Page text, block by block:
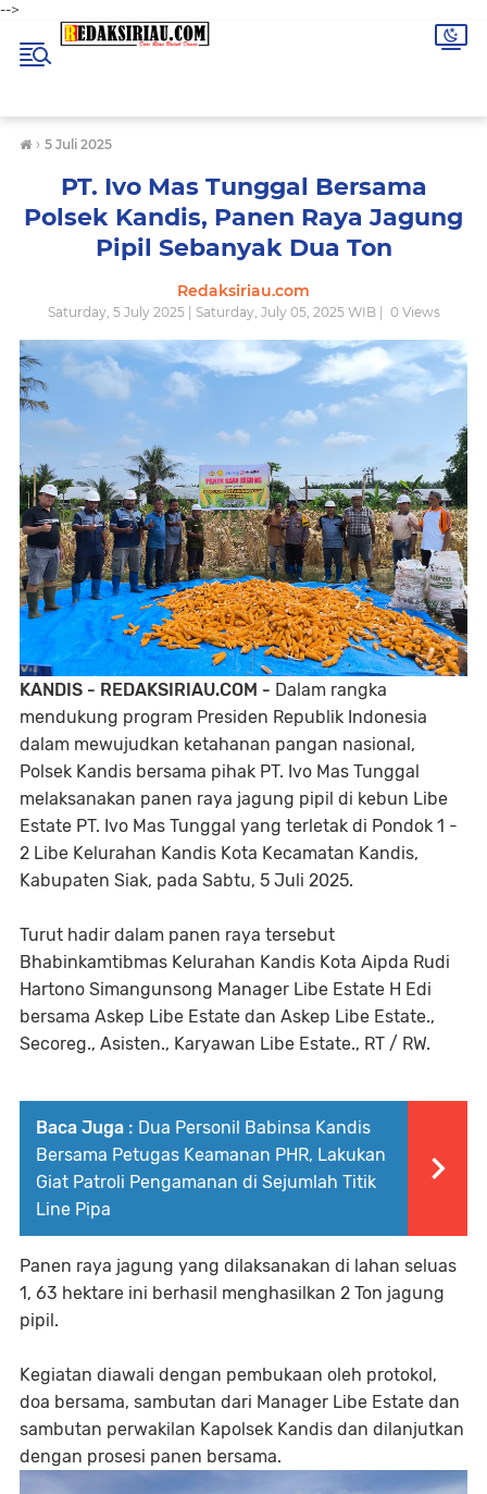
-->
› 5 Juli 2025
PT. Ivo Mas Tunggal Bersama
Polsek Kandis, Panen Raya Jagung
Pipil Sebanyak Dua Ton
Redaksiriau.com
Saturday, 5 July 2025 | Saturday, July 05, 2025 WIB | 0Views
KANDIS - REDAKSIRIAU.COM - Dalam rangka
mendukung program Presiden Republik Indonesia
dalam mewujudkan ketahanan pangan nasional,
Polsek Kandis bersama pihak PT. Ivo Mas Tunggal
melaksanakan panen raya jagung pipil di kebun Libe
Estate PT. Ivo Mas Tunggal yang terletak di Pondok 1 -
2 Libe Kelurahan Kandis Kota Kecamatan Kandis,
Kabupaten Siak, pada Sabtu, 5 Juli 2025.
Turut hadir dalam panen raya tersebut
Bhabinkamtibmas Kelurahan Kandis Kota Aipda Rudi
Hartono Simangunsong Manager Libe Estate H Edi
bersama Askep Libe Estate dan Askep Libe Estate.,
Secoreg., Asisten., Karyawan Libe Estate., RT / RW.
Baca Juga : Dua Personil Babinsa Kandis
Bersama Petugas Keamanan PHR, Lakukan
Giat Patroli Pengamanan di Sejumlah Titik
Line Pipa
Panen raya jagung yang dilaksanakan di lahan seluas
1, 63 hektare ini berhasil menghasilkan 2 Ton jagung
pipil.
Kegiatan diawali dengan pembukaan oleh protokol,
doa bersama, sambutan dari Manager Libe Estate dan
sambutan perwakilan Kapolsek Kandis dan dilanjutkan
dengan prosesi panen bersama.